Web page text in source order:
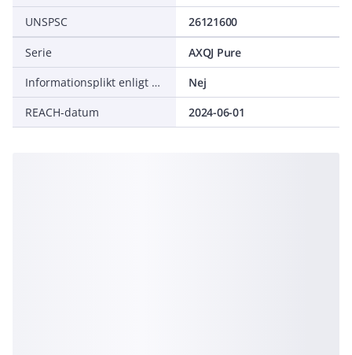
UNSPSC
26121600
Serie
AXQJ Pure
Informationsplikt enligt REACH
Nej
REACH-datum
2024-06-01